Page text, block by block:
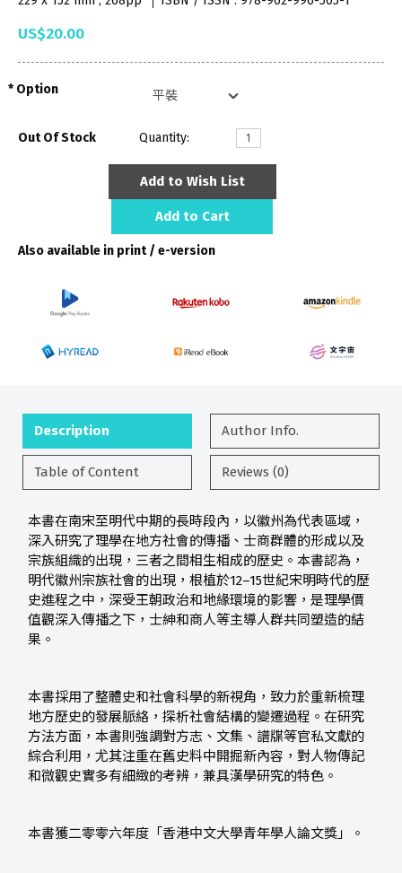
US$20.00
Option
Out Of Stock Quantity:
Add to Wish List
Add to Cart
Also available in print / e-version
Description Author Info.
Table of Content Reviews (0)
本書在南宋至明代中期的長時段內，以徽州為代表區域，
深入研究了理學在地方社會的傳播、士商群體的形成以及
宗族組織的出現，三者之間相生相成的歷史。本書認為，
明代徽州宗族社會的出現，根植於12–15世紀宋明時代的歷
史進程之中，深受王朝政治和地緣環境的影響，是理學價
值觀深入傳播之下，士紳和商人等主導人群共同塑造的結
果。
本書採用了整體史和社會科學的新視角，致力於重新梳理
地方歷史的發展脈絡，探析社會結構的變遷過程。在研究
方法方面，本書則強調對方志、文集、譜牒等官私文獻的
綜合利用，尤其注重在舊史料中開掘新內容，對人物傳記
和微觀史實多有細緻的考辨，兼具漢學研究的特色。
本書獲二零零六年度「香港中文大學青年學人論文獎」。